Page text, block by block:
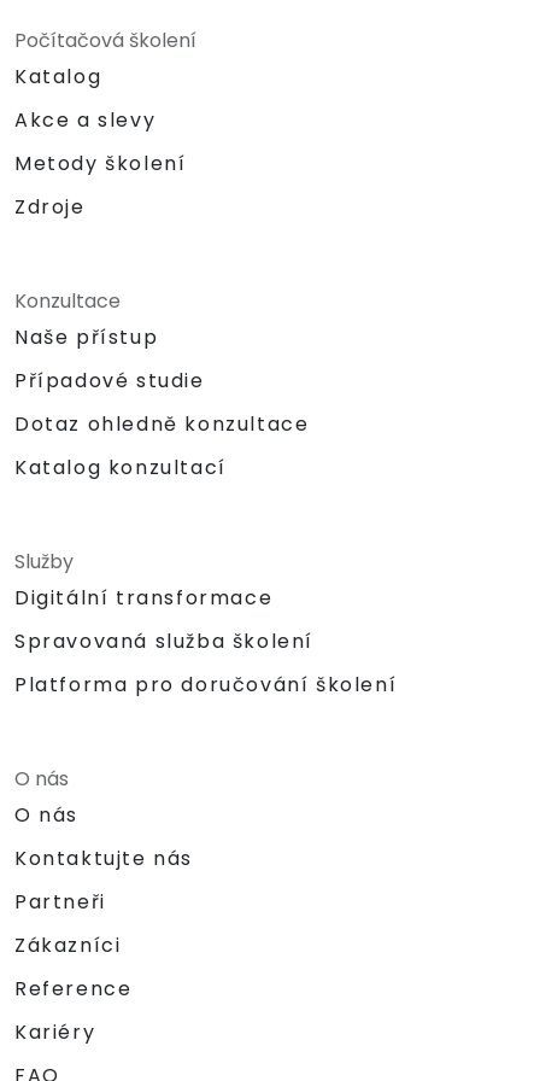
Počítačová školení
Katalog
Akce a slevy
Metody školení
Zdroje
Konzultace
Naše přístup
Případové studie
Dotaz ohledně konzultace
Katalog konzultací
Služby
Digitální transformace
Spravovaná služba školení
Platforma pro doručování školení
O nás
O nás
Kontaktujte nás
Partneři
Zákazníci
Reference
Kariéry